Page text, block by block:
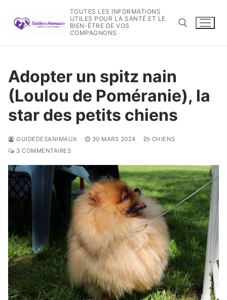
contenu
TOUTES LES INFORMATIONS
UTILES POUR LA SANTÉ ET LE
BIEN-ÊTRE DE VOS
COMPAGNONS
Adopter un spitz nain
(Loulou de Poméranie), la
star des petits chiens
GUIDEDESANIMAUX 30 MARS 2024
CHIENS
3 COMMENTAIRES